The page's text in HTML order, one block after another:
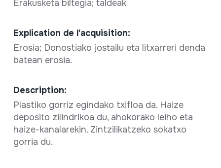
Erakusketa biltegia; taldeak
Explication de l'acquisition:
Erosia; Donostiako jostailu eta litxarreri denda
batean erosia.
Description:
Plastiko gorriz egindako txifloa da. Haize
deposito zilindrikoa du, ahokorako leiho eta
haize-kanalarekin. Zintzilikatzeko sokatxo
gorria du.